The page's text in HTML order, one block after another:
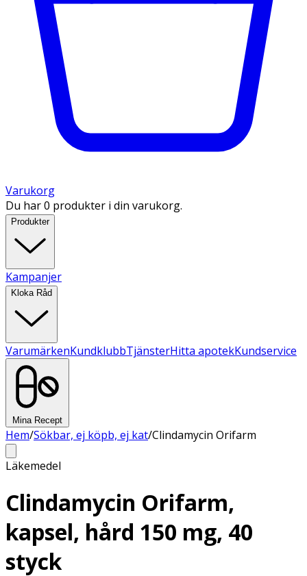
Varukorg
Du har 0 produkter i din varukorg.
Produkter
Kampanjer
Kloka Råd
VarumärkenKundklubbTjänsterHitta apotekKundservice
Mina Recept
Hem/Sökbar, ej köpb, ej kat/Clindamycin Orifarm
Läkemedel
Clindamycin Orifarm,
kapsel, hård 150 mg, 40
styck